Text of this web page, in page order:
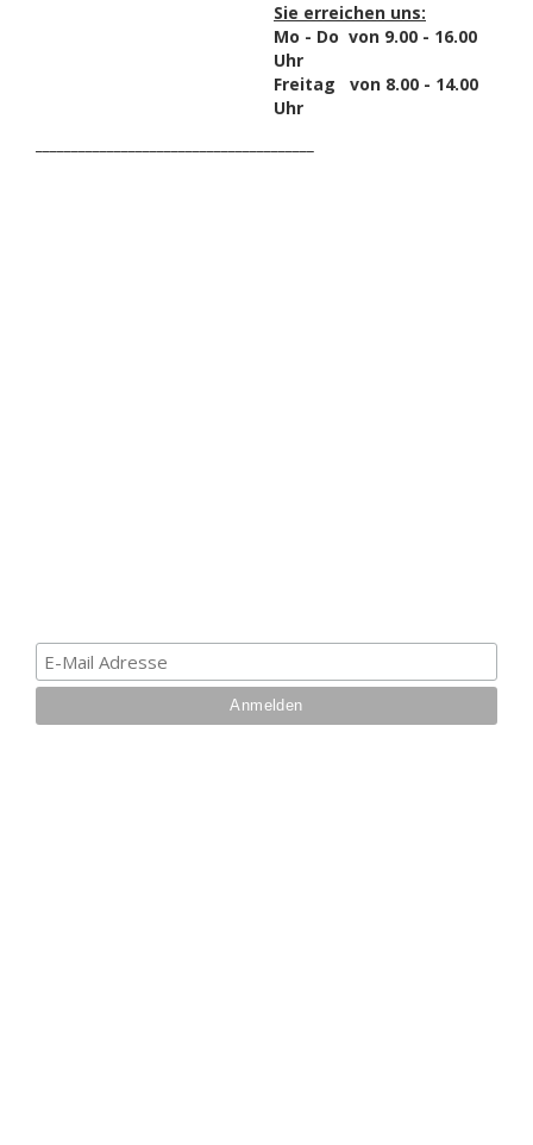
Sie erreichen uns:
Mo - Do von 9.00 - 16.00
Uhr
Freitag von 8.00 - 14.00
Uhr